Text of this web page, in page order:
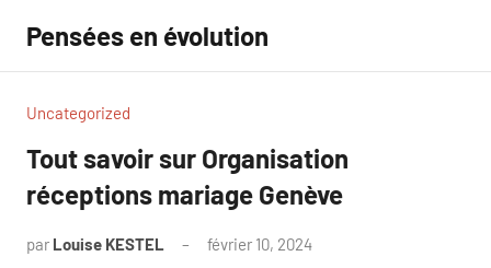
contenu
Pensées en évolution
Uncategorized
Tout savoir sur Organisation
réceptions mariage Genève
par Louise KESTEL février 10, 2024